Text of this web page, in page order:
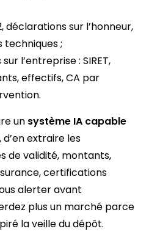
déclarations sur l’honneur,
;
l’entreprise : SIRET,
effectifs, CA par
un système IA capable
, d’en extraire les
de validité, montants,
certifications
alerter avant
plus un marché parce
la veille du dépôt.